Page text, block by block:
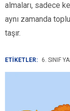
almaları, sadece
aynı zamanda
taşır.
ETİKETLER: 6. SINIF